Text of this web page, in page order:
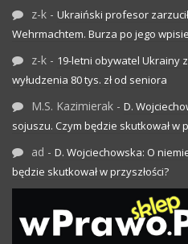
z-k - Ukraiński profesor
Wehrmachtem. Burza po jego wpisie
z-k - 19-letni obywatel Ukrainy
wyłudzenia 80 tys. zł od seniora
M.S. Kazimierak - D.
sojuszu. Czym będzie skutkował w
ad - D. Wojciechowska: O
będzie skutkował w przyszłości?